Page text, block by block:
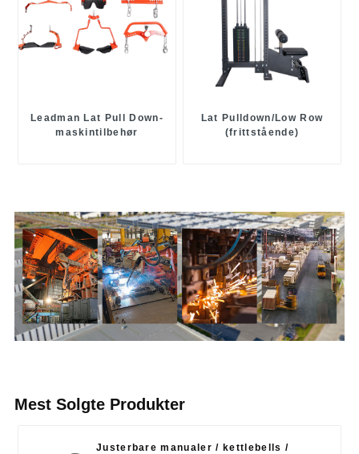
Leadman Lat Pull Down-
maskintilbehør
Lat Pulldown/Low Row
(frittstående)
Mest Solgte Produkter
Justerbare manualer / kettlebells /